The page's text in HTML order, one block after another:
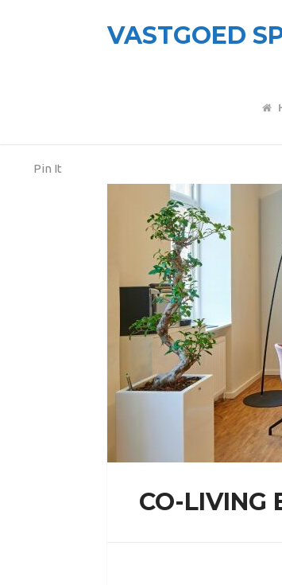
VASTGOED
CO-LIVING
Pin It